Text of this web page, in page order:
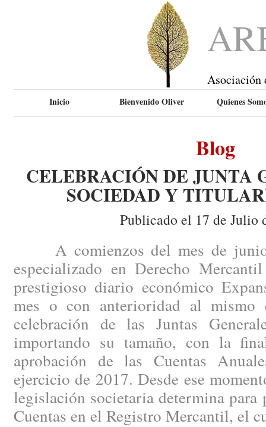
Asociación
Inicio Bienvenido Oliver Quienes
Blog
CELEBRACIÓN DE JUNTA
SOCIEDAD Y
Publicado el 17 de Julio
A comienzos del mes de junio,
especializado en Derecho
prestigioso diario económico
mes o con anterioridad al mismo
celebración de las Juntas
importando su tamaño, con la
aprobación de las Cuentas
ejercicio de 2017. Desde ese
legislación societaria determina para
Cuentas en el Registro Mercantil, el